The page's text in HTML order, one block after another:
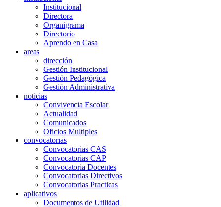
Institucional
Directora
Organigrama
Directorio
Aprendo en Casa
areas
dirección
Gestión Institucional
Gestión Pedagógica
Gestión Administrativa
noticias
Convivencia Escolar
Actualidad
Comunicados
Oficios Multiples
convocatorias
Convocatorias CAS
Convocatorias CAP
Convocatoria Docentes
Convocatorias Directivos
Convocatorias Practicas
aplicativos
Documentos de Utilidad